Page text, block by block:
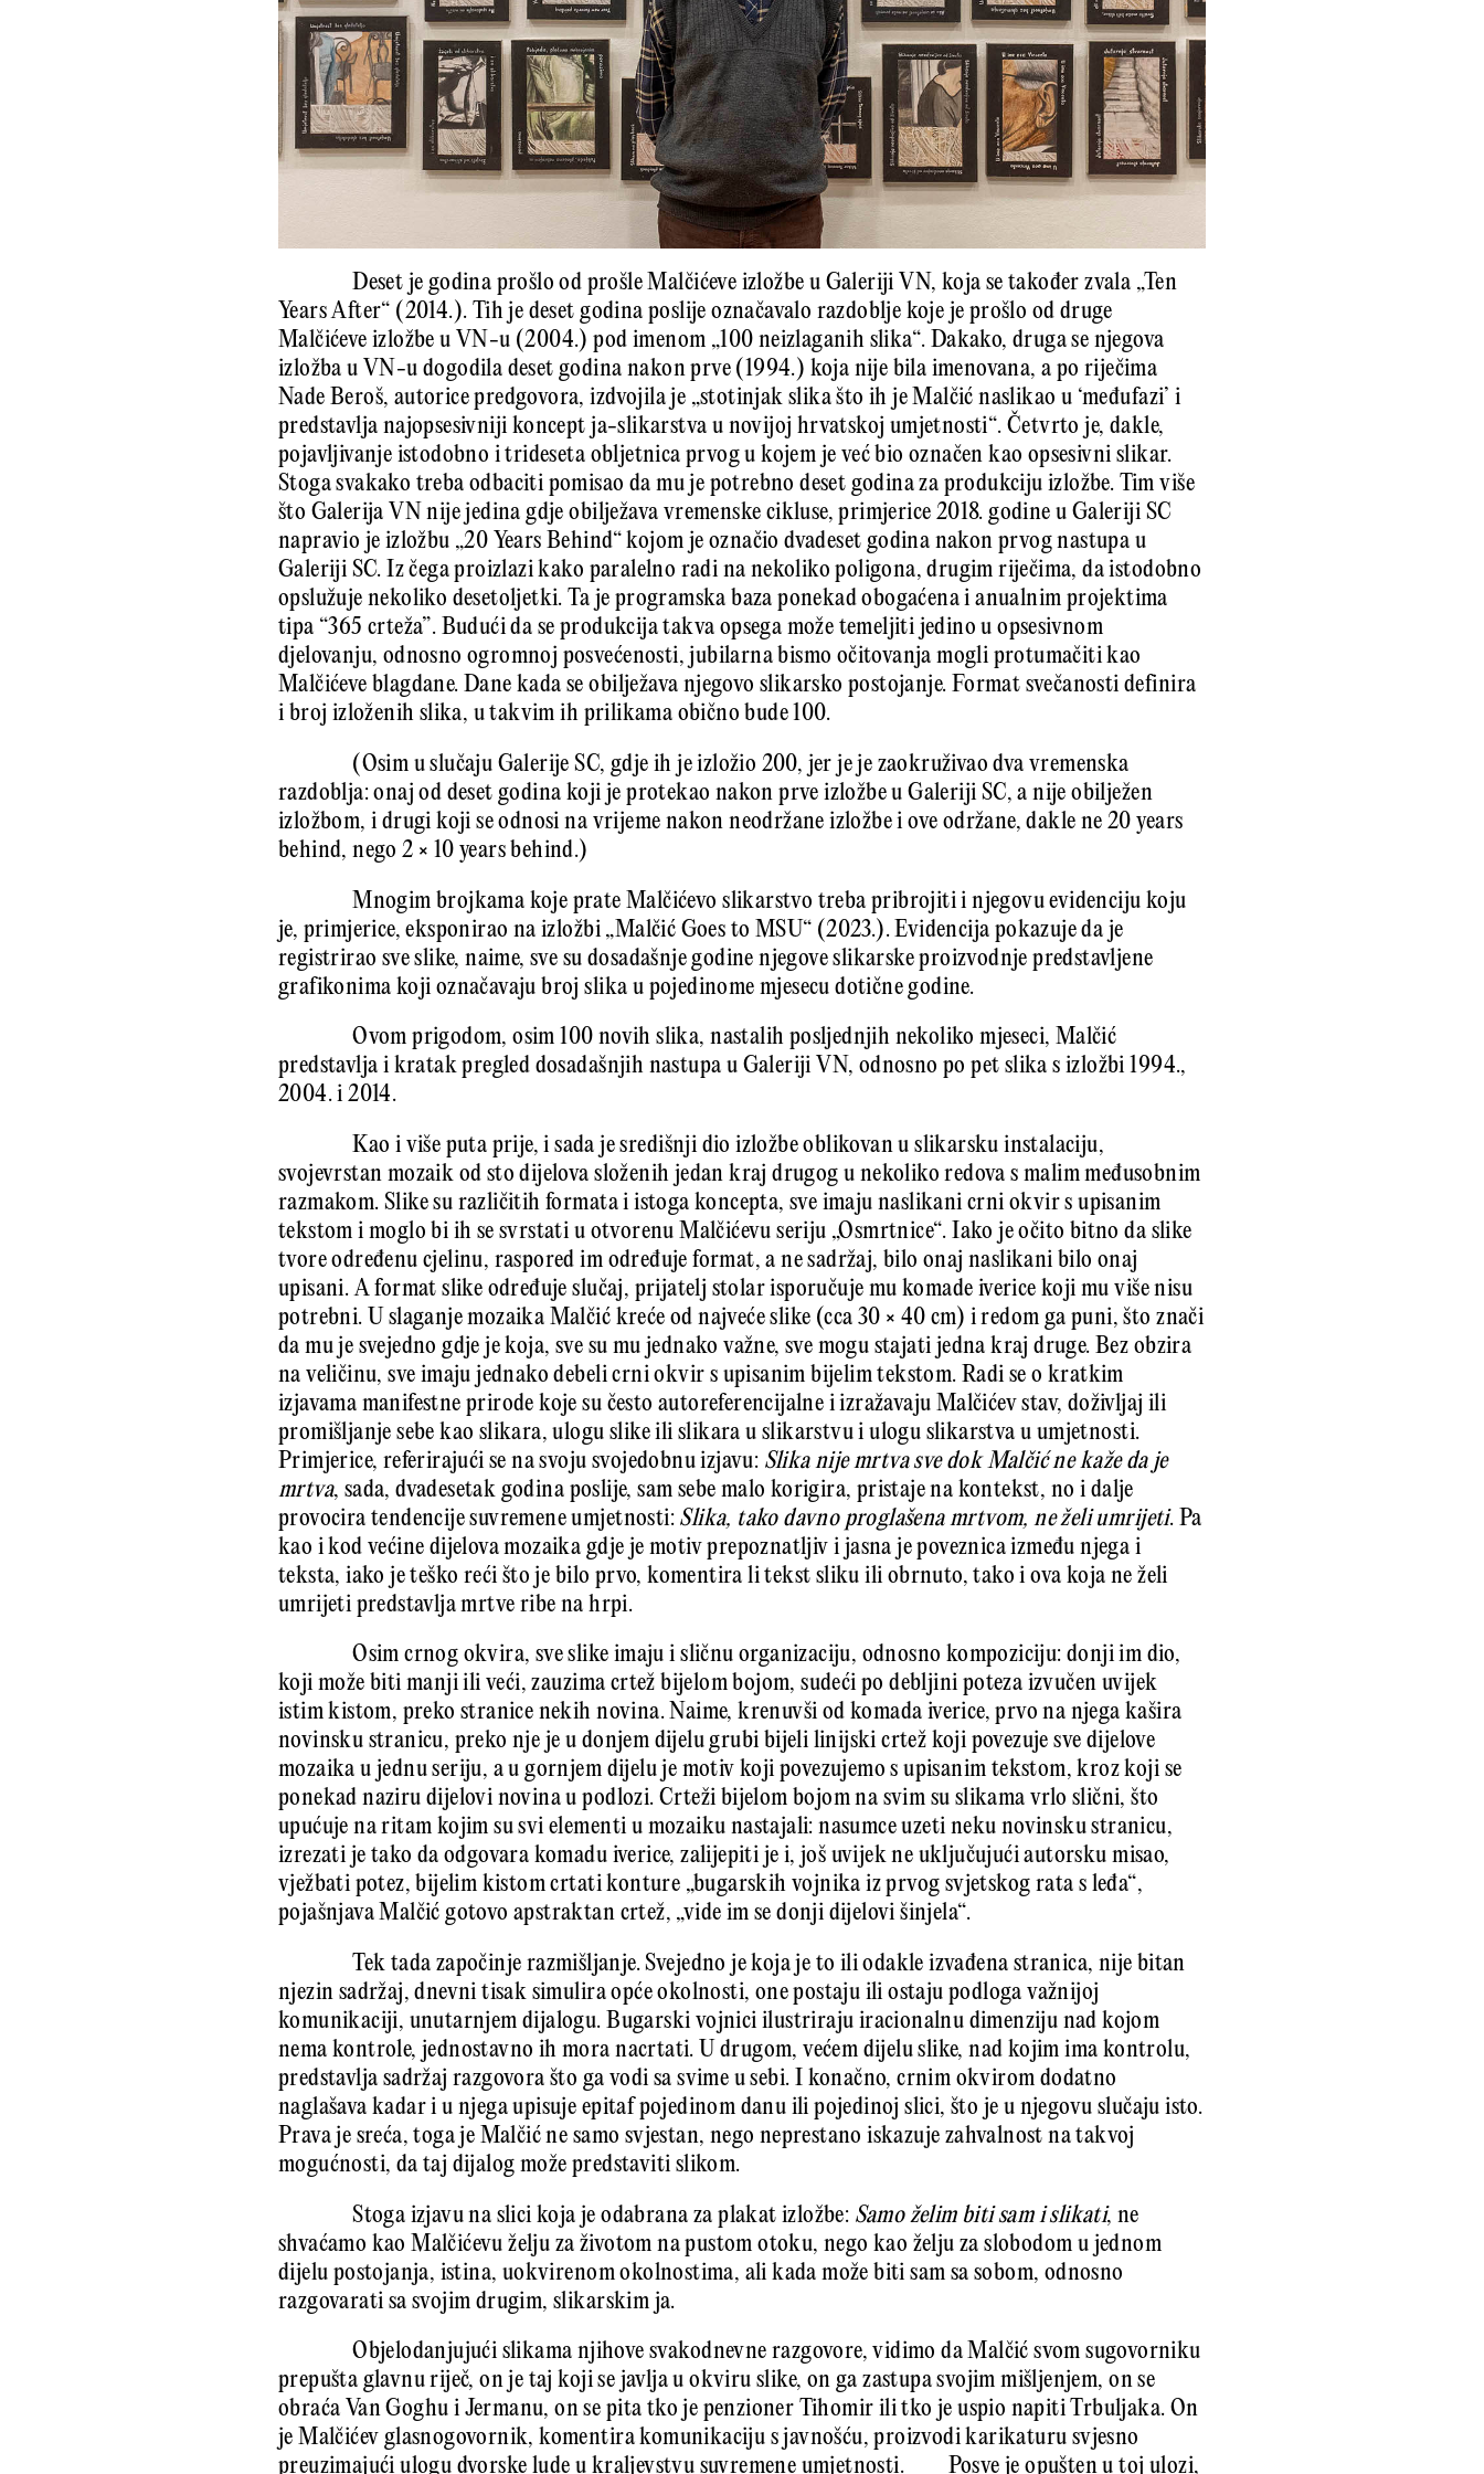
Deset je godina prošlo od prošle Malčićeve izložbe u Galeriji VN, koja se također zvala „Ten
Years After“ (2014.). Tih je deset godina poslije označavalo razdoblje koje je prošlo od druge
Malčićeve izložbe u VN-u (2004.) pod imenom „100 neizlaganih slika“. Dakako, druga se njegova
izložba u VN-u dogodila deset godina nakon prve (1994.) koja nije bila imenovana, a po riječima
Nade Beroš, autorice predgovora, izdvojila je „stotinjak slika što ih je Malčić naslikao u ‘međufazi’ i
predstavlja najopsesivniji koncept ja-slikarstva u novijoj hrvatskoj umjetnosti“. Četvrto je, dakle,
pojavljivanje istodobno i trideseta obljetnica prvog u kojem je već bio označen kao opsesivni slikar.
Stoga svakako treba odbaciti pomisao da mu je potrebno deset godina za produkciju izložbe. Tim više
što Galerija VN nije jedina gdje obilježava vremenske cikluse, primjerice 2018. godine u Galeriji SC
napravio je izložbu „20 Years Behind“ kojom je označio dvadeset godina nakon prvog nastupa u
Galeriji SC. Iz čega proizlazi kako paralelno radi na nekoliko poligona, drugim riječima, da istodobno
opslužuje nekoliko desetoljetki. Ta je programska baza ponekad obogaćena i anualnim projektima
tipa “365 crteža”. Budući da se produkcija takva opsega može temeljiti jedino u opsesivnom
djelovanju, odnosno ogromnoj posvećenosti, jubilarna bismo očitovanja mogli protumačiti kao
Malčićeve blagdane. Dane kada se obilježava njegovo slikarsko postojanje. Format svečanosti definira
i broj izloženih slika, u takvim ih prilikama obično bude 100.
(Osim u slučaju Galerije SC, gdje ih je izložio 200, jer je je zaokruživao dva vremenska
razdoblja: onaj od deset godina koji je protekao nakon prve izložbe u Galeriji SC, a nije obilježen
izložbom, i drugi koji se odnosi na vrijeme nakon neodržane izložbe i ove održane, dakle ne 20 years
behind, nego 2 × 10 years behind.)
Mnogim brojkama koje prate Malčićevo slikarstvo treba pribrojiti i njegovu evidenciju koju
je, primjerice, eksponirao na izložbi „Malčić Goes to MSU“ (2023.). Evidencija pokazuje da je
registrirao sve slike, naime, sve su dosadašnje godine njegove slikarske proizvodnje predstavljene
grafikonima koji označavaju broj slika u pojedinome mjesecu dotične godine.
Ovom prigodom, osim 100 novih slika, nastalih posljednjih nekoliko mjeseci, Malčić
predstavlja i kratak pregled dosadašnjih nastupa u Galeriji VN, odnosno po pet slika s izložbi 1994.,
2004. i 2014.
Kao i više puta prije, i sada je središnji dio izložbe oblikovan u slikarsku instalaciju,
svojevrstan mozaik od sto dijelova složenih jedan kraj drugog u nekoliko redova s malim međusobnim
razmakom. Slike su različitih formata i istoga koncepta, sve imaju naslikani crni okvir s upisanim
tekstom i moglo bi ih se svrstati u otvorenu Malčićevu seriju „Osmrtnice“. Iako je očito bitno da slike
tvore određenu cjelinu, raspored im određuje format, a ne sadržaj, bilo onaj naslikani bilo onaj
upisani. A format slike određuje slučaj, prijatelj stolar isporučuje mu komade iverice koji mu više nisu
potrebni. U slaganje mozaika Malčić kreće od najveće slike (cca 30 × 40 cm) i redom ga puni, što znači
da mu je svejedno gdje je koja, sve su mu jednako važne, sve mogu stajati jedna kraj druge. Bez obzira
na veličinu, sve imaju jednako debeli crni okvir s upisanim bijelim tekstom. Radi se o kratkim
izjavama manifestne prirode koje su često autoreferencijalne i izražavaju Malčićev stav, doživljaj ili
promišljanje sebe kao slikara, ulogu slike ili slikara u slikarstvu i ulogu slikarstva u umjetnosti.
Primjerice, referirajući se na svoju svojedobnu izjavu: Slika nije mrtva sve dok Malčić ne kaže da je
mrtva, sada, dvadesetak godina poslije, sam sebe malo korigira, pristaje na kontekst, no i dalje
provocira tendencije suvremene umjetnosti: Slika, tako davno proglašena mrtvom, ne želi umrijeti. Pa
kao i kod većine dijelova mozaika gdje je motiv prepoznatljiv i jasna je poveznica između njega i
teksta, iako je teško reći što je bilo prvo, komentira li tekst sliku ili obrnuto, tako i ova koja ne želi
umrijeti predstavlja mrtve ribe na hrpi.
Osim crnog okvira, sve slike imaju i sličnu organizaciju, odnosno kompoziciju: donji im dio,
koji može biti manji ili veći, zauzima crtež bijelom bojom, sudeći po debljini poteza izvučen uvijek
istim kistom, preko stranice nekih novina. Naime, krenuvši od komada iverice, prvo na njega kašira
novinsku stranicu, preko nje je u donjem dijelu grubi bijeli linijski crtež koji povezuje sve dijelove
mozaika u jednu seriju, a u gornjem dijelu je motiv koji povezujemo s upisanim tekstom, kroz koji se
ponekad naziru dijelovi novina u podlozi. Crteži bijelom bojom na svim su slikama vrlo slični, što
upućuje na ritam kojim su svi elementi u mozaiku nastajali: nasumce uzeti neku novinsku stranicu,
izrezati je tako da odgovara komadu iverice, zalijepiti je i, još uvijek ne uključujući autorsku misao,
vježbati potez, bijelim kistom crtati konture „bugarskih vojnika iz prvog svjetskog rata s leđa“,
pojašnjava Malčić gotovo apstraktan crtež, „vide im se donji dijelovi šinjela“.
Tek tada započinje razmišljanje. Svejedno je koja je to ili odakle izvađena stranica, nije bitan
njezin sadržaj, dnevni tisak simulira opće okolnosti, one postaju ili ostaju podloga važnijoj
komunikaciji, unutarnjem dijalogu. Bugarski vojnici ilustriraju iracionalnu dimenziju nad kojom
nema kontrole, jednostavno ih mora nacrtati. U drugom, većem dijelu slike, nad kojim ima kontrolu,
predstavlja sadržaj razgovora što ga vodi sa svime u sebi. I konačno, crnim okvirom dodatno
naglašava kadar i u njega upisuje epitaf pojedinom danu ili pojedinoj slici, što je u njegovu slučaju isto.
Prava je sreća, toga je Malčić ne samo svjestan, nego neprestano iskazuje zahvalnost na takvoj
mogućnosti, da taj dijalog može predstaviti slikom.
Stoga izjavu na slici koja je odabrana za plakat izložbe: Samo želim biti sam i slikati, ne
shvaćamo kao Malčićevu želju za životom na pustom otoku, nego kao želju za slobodom u jednom
dijelu postojanja, istina, uokvirenom okolnostima, ali kada može biti sam sa sobom, odnosno
razgovarati sa svojim drugim, slikarskim ja.
Objelodanjujući slikama njihove svakodnevne razgovore, vidimo da Malčić svom sugovorniku
prepušta glavnu riječ, on je taj koji se javlja u okviru slike, on ga zastupa svojim mišljenjem, on se
obraća Van Goghu i Jermanu, on se pita tko je penzioner Tihomir ili tko je uspio napiti Trbuljaka. On
je Malčićev glasnogovornik, komentira komunikaciju s javnošću, proizvodi karikaturu svjesno
preuzimajući ulogu dvorske lude u kraljevstvu suvremene umjetnosti. Posve je opušten u toj ulozi,